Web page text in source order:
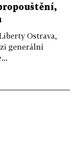
Ostrava,
generální